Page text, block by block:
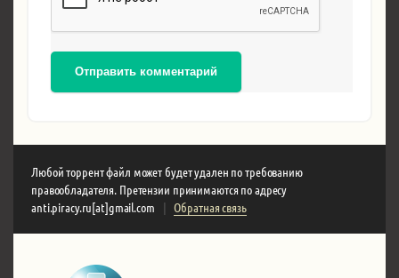
Отправить комментарий
Любой торрент файл может будет удален по требованию
правообладателя. Претензии принимаются по адресу
anti.piracy.ru[at]gmail.com
| Обратная связь